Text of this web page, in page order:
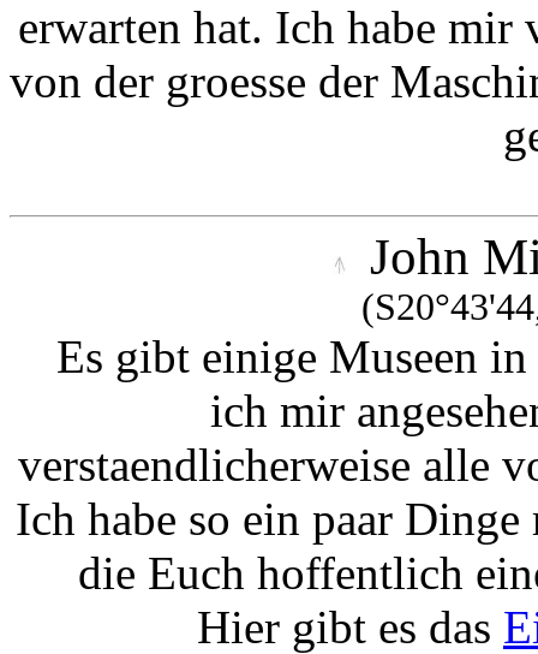
erwarten hat. Ich habe mir
von der groesse der
John
Es gibt einige Museen
ich mir
verstaendlicherweise alle
Ich habe so ein paar
die Euch hoffentlich
Hier gibt es das